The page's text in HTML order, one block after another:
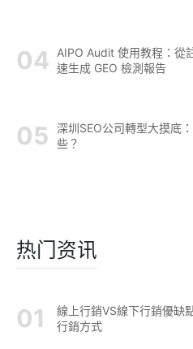
AIPO Audit 使用教程：從
速生成 GEO 檢測報告
深圳SEO公司轉型大摸底
些？
热门资讯
線上行銷VS線下行銷優缺
行銷方式